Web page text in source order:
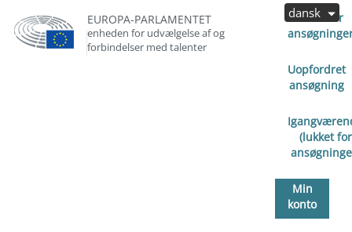
EUROPA-PARLAMENTET
enheden for udvælgelse af og
forbindelser med talenter
Åben for
Uopfordret
ansøgning
(lukket for
Min
konto
dansk